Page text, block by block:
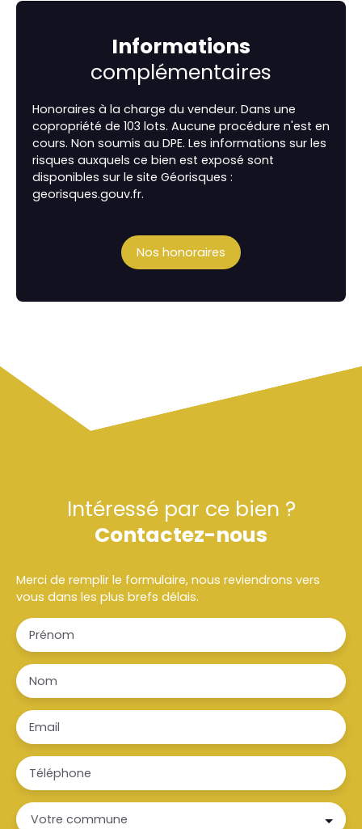
Informations
complémentaires
Honoraires à la charge du vendeur. Dans une
copropriété de 103 lots. Aucune procédure n'est en
cours. Non soumis au DPE. Les informations sur les
risques auxquels ce bien est exposé sont
disponibles sur le site Géorisques :
georisques.gouv.fr.
Nos honoraires
Intéressé par ce bien ?
Contactez-nous
Merci de remplir le formulaire, nous reviendrons vers
vous dans les plus brefs délais.
Prénom
Nom
Email
Téléphone
Votre commune